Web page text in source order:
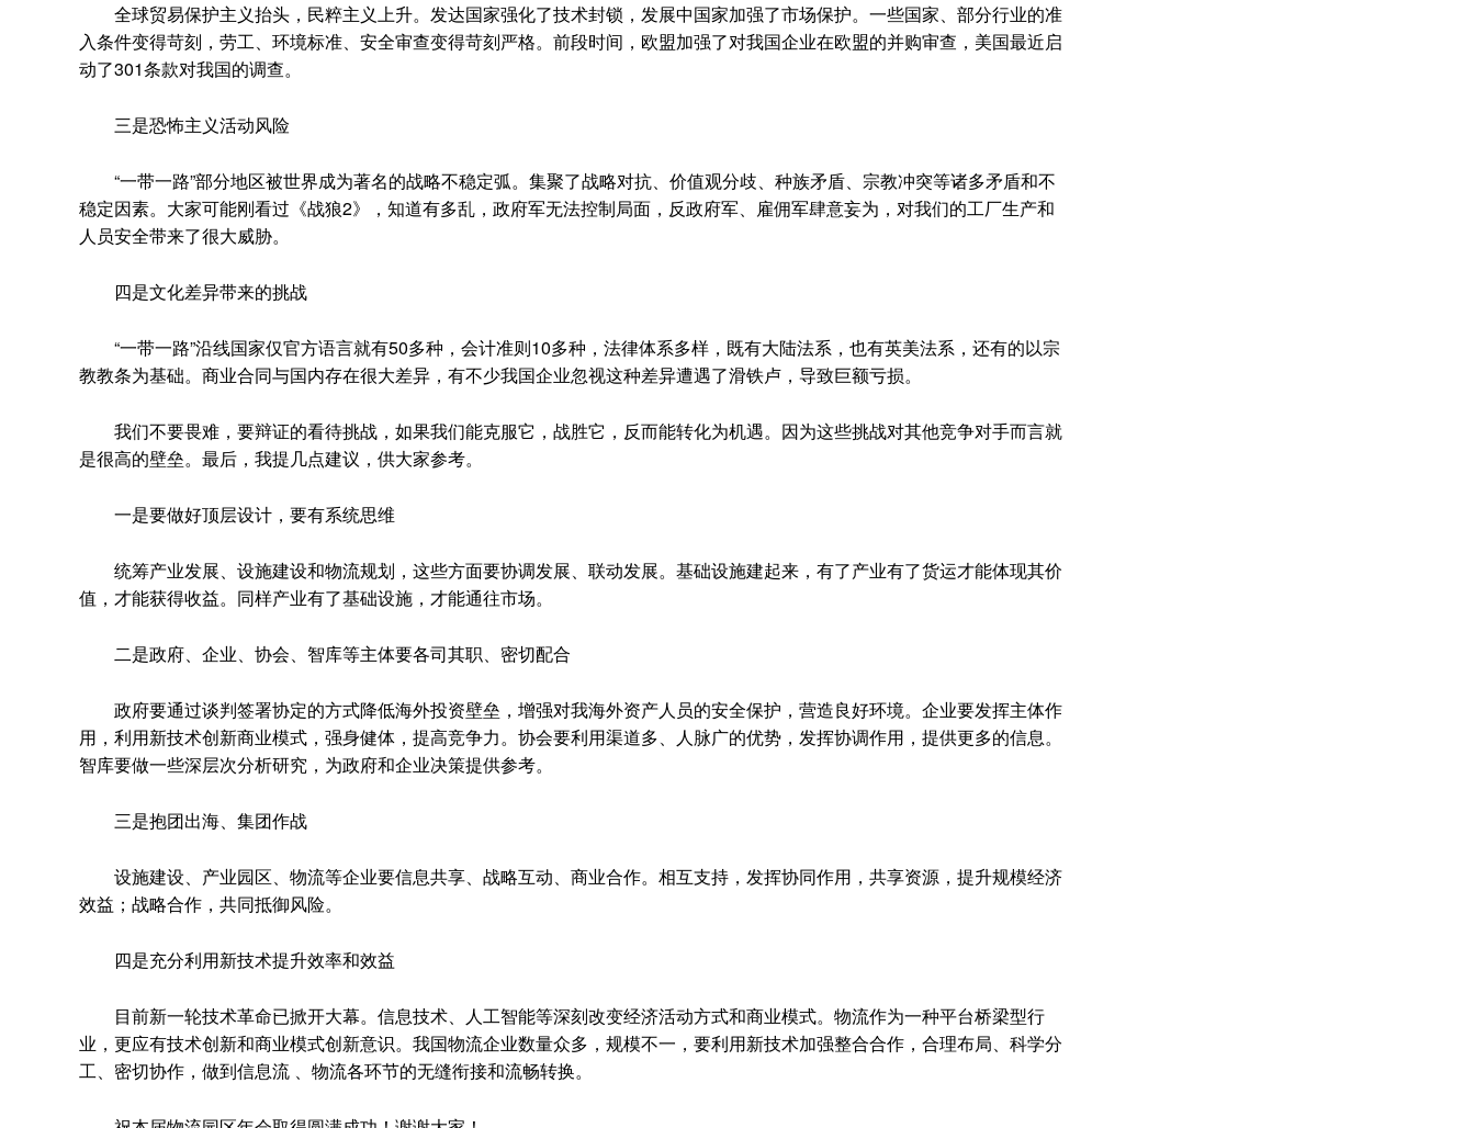
全球贸易保护主义抬头，民粹主义上升。发达国家强化了技术封锁，发展中国家加强了市场保护。一些国家、部分行业的准
入条件变得苛刻，劳工、环境标准、安全审查变得苛刻严格。前段时间，欧盟加强了对我国企业在欧盟的并购审查，美国最近启
动了301条款对我国的调查。
三是恐怖主义活动风险
“一带一路”部分地区被世界成为著名的战略不稳定弧。集聚了战略对抗、价值观分歧、种族矛盾、宗教冲突等诸多矛盾和不
稳定因素。大家可能刚看过《战狼2》，知道有多乱，政府军无法控制局面，反政府军、雇佣军肆意妄为，对我们的工厂生产和
人员安全带来了很大威胁。
四是文化差异带来的挑战
“一带一路”沿线国家仅官方语言就有50多种，会计准则10多种，法律体系多样，既有大陆法系，也有英美法系，还有的以宗
教教条为基础。商业合同与国内存在很大差异，有不少我国企业忽视这种差异遭遇了滑铁卢，导致巨额亏损。
我们不要畏难，要辩证的看待挑战，如果我们能克服它，战胜它，反而能转化为机遇。因为这些挑战对其他竞争对手而言就
是很高的壁垒。最后，我提几点建议，供大家参考。
一是要做好顶层设计，要有系统思维
统筹产业发展、设施建设和物流规划，这些方面要协调发展、联动发展。基础设施建起来，有了产业有了货运才能体现其价
值，才能获得收益。同样产业有了基础设施，才能通往市场。
二是政府、企业、协会、智库等主体要各司其职、密切配合
政府要通过谈判签署协定的方式降低海外投资壁垒，增强对我海外资产人员的安全保护，营造良好环境。企业要发挥主体作
用，利用新技术创新商业模式，强身健体，提高竞争力。协会要利用渠道多、人脉广的优势，发挥协调作用，提供更多的信息。
智库要做一些深层次分析研究，为政府和企业决策提供参考。
三是抱团出海、集团作战
设施建设、产业园区、物流等企业要信息共享、战略互动、商业合作。相互支持，发挥协同作用，共享资源，提升规模经济
效益；战略合作，共同抵御风险。
四是充分利用新技术提升效率和效益
目前新一轮技术革命已掀开大幕。信息技术、人工智能等深刻改变经济活动方式和商业模式。物流作为一种平台桥梁型行
业，更应有技术创新和商业模式创新意识。我国物流企业数量众多，规模不一，要利用新技术加强整合合作，合理布局、科学分
工、密切协作，做到信息流 、物流各环节的无缝衔接和流畅转换。